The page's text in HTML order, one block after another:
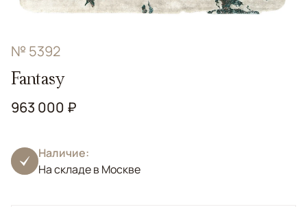
№ 5392
Fantasy
963 000 ₽
Наличие:
На складе в Москве